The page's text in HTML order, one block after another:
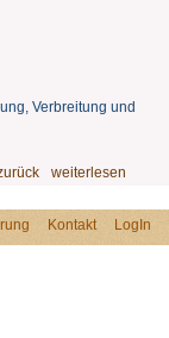
Verbreitung und
weiterlesen
Kontakt LogIn